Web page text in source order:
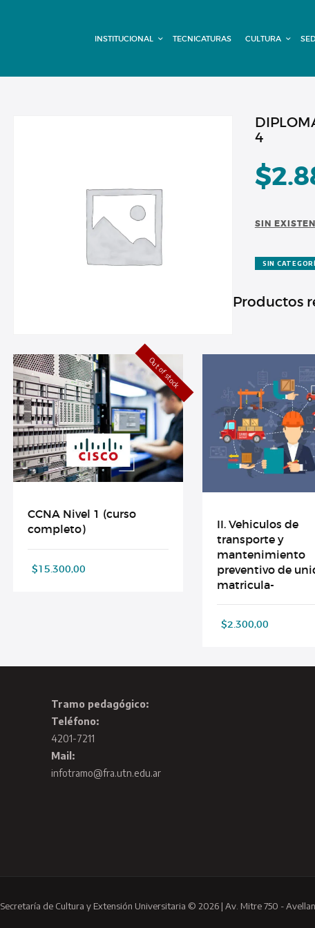
INSTITUCIONAL TECNICATURAS CULTURA
DOMÍNICO
CONTACTO
4
$
SIN
SIN
Productos
Out of stock
CCNA Nivel 1 (curso
completo)
$15.300,00
II. Vehiculos de
transporte y
mantenimiento
preventivo de
matricula-
$2.300,00
Tramo pedagógico:
Teléfono:
4201-7211
Mail:
infotramo@fra.utn.edu.ar
Secretaría de Cultura y Extensión Universitaria © 2026 | Av. Mitre 750 -